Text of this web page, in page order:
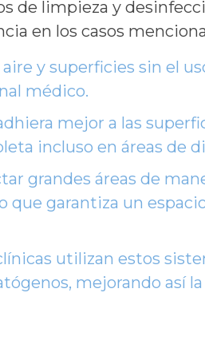
de limpieza y
en los casos
y superficies sin el
médico.
mejor a las
incluso en áreas de
grandes áreas de
que garantiza un
utilizan estos
mejorando así